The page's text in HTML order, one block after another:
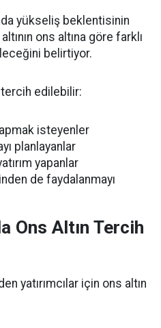
yükseliş beklentisinin
ons altına göre farklı
belirtiyor.
tercih edilebilir:
isteyenler
planlayanlar
yapanlar
de faydalanmayı
Ons Altın Tercih
yatırımcılar için ons altın